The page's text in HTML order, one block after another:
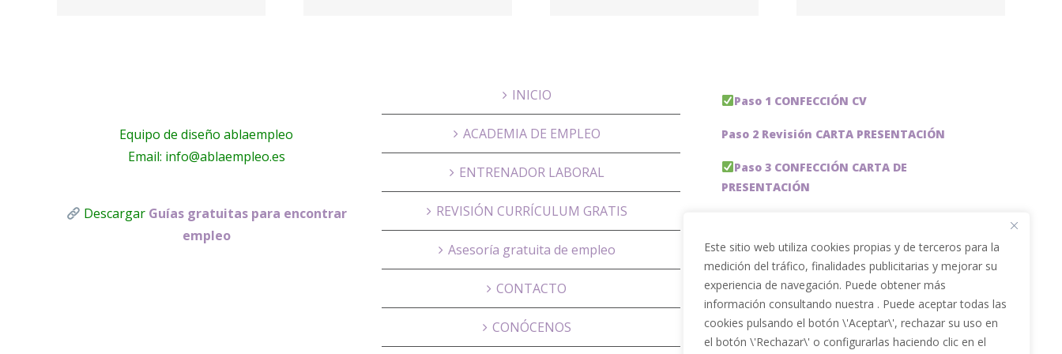
Este sitio web utiliza cookies propias y de terceros para la
medición del tráfico, finalidades publicitarias y mejorar su
experiencia de navegación. Puede obtener más
información consultando nuestra . Puede aceptar todas las
cookies pulsando el botón \'Aceptar\', rechazar su uso en
el botón \'Rechazar\' o configurarlas haciendo clic en el
Equipo de diseño ablaempleo
Email: info@ablaempleo.es
Descargar Guías gratuitas para encontrar
empleo
INICIO
ACADEMIA DE EMPLEO
ENTRENADOR LABORAL
REVISIÓN CURRÍCULUM GRATIS
Asesoría gratuita de empleo
CONTACTO
CONÓCENOS
Paso 1 CONFECCIÓN CV
Paso 2 Revisión CARTA PRESENTACIÓN
Paso 3 CONFECCIÓN CARTA DE
PRESENTACIÓN
Paso 5 OPTIMIZACIÓN PERFIL LINKEDIN
PACKS DE AHORRO
JOBAI, ASISTENTE DE IA PARA BUSCAR EMPLEO